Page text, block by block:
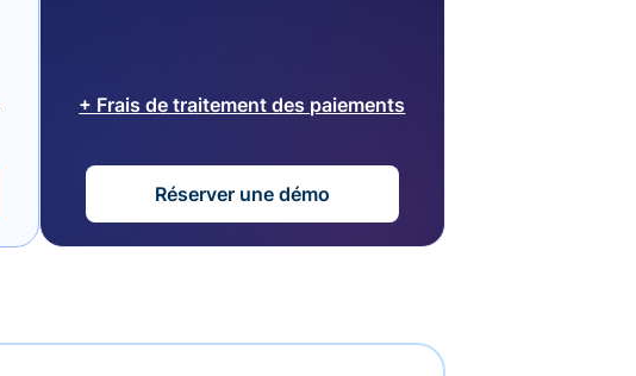
+ Frais de traitement des paiements
Réserver une démo